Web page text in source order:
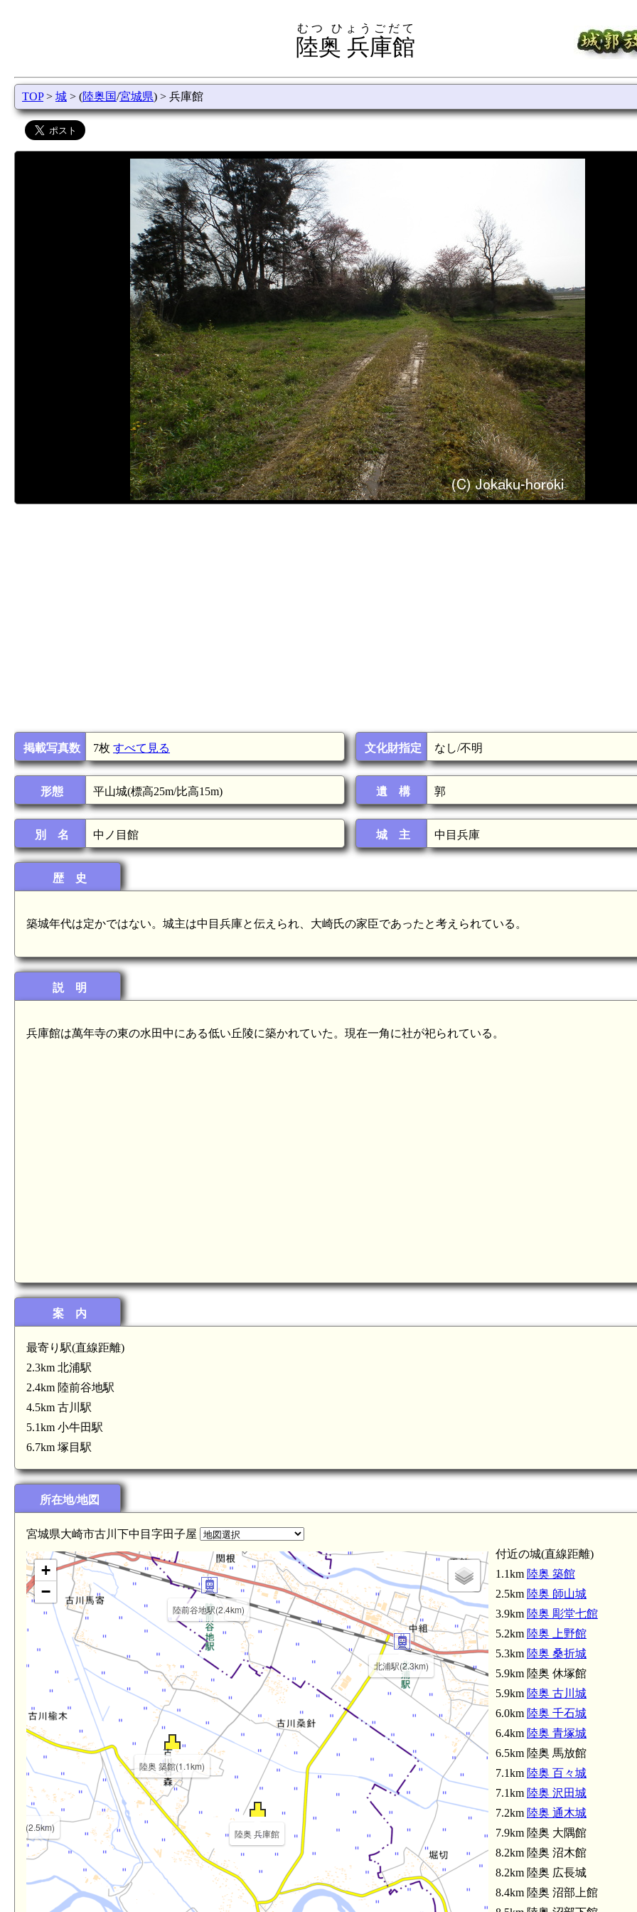
陸奥 兵庫館
むつ ひょうごだて
TOP> 城 > (陸奥国/宮城県) > 兵庫館
掲載写真数 7枚 すべて見る
形態 平山城(標高25m/比高15m)
別 名 中ノ目館
文化財指定 なし/不明
遺 構 郭
城 主 中目兵庫
歴 史
築城年代は定かではない。城主は中目兵庫と伝えられ、大崎氏の家臣であったと考えられている。
説 明
兵庫館は萬年寺の東の水田中にある低い丘陵に築かれていた。現在一角に社が祀られている。
案 内
最寄り駅(直線距離)
2.3km 北浦駅
2.4km 陸前谷地駅
4.5km 古川駅
5.1km 小牛田駅
6.7km 塚目駅
所在地/地図
宮城県大崎市古川下中目字田子屋
北浦駅(2.3km)
陸前谷地駅(2.4km)
陸奥 兵庫館
陸奥 築館(1.1km)
山城(2.5km)
陸奥 彫堂七館
陸奥 休塚館(5.9km)
陸奥 小野御所(8.7km)
+
−
付近の城(直線距離)
1.1km 陸奥 築館
2.5km 陸奥 師山城
3.9km 陸奥 彫堂七館
5.2km 陸奥 上野館
5.3km 陸奥 桑折城
5.9km 陸奥 休塚館
5.9km 陸奥 古川城
6.0km 陸奥 千石城
6.4km 陸奥 青塚城
6.5km 陸奥 馬放館
7.1km 陸奥 百々城
7.1km 陸奥 沢田城
7.2km 陸奥 通木城
7.9km 陸奥 大隅館
8.2km 陸奥 沼木館
8.2km 陸奥 広長城
8.4km 陸奥 沼部上館